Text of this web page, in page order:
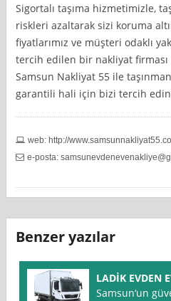
Sigortalı taşıma hizmetimizle,
riskleri azaltarak sizi koruma
fiyatlarımız ve müşteri odaklı
tercih edilen bir nakliyat
Samsun Nakliyat 55 ile
garantili hali için bizi tercih
web: http://
e-posta:
Benzer yazılar
LADİK EVDEN
Samsun‘un